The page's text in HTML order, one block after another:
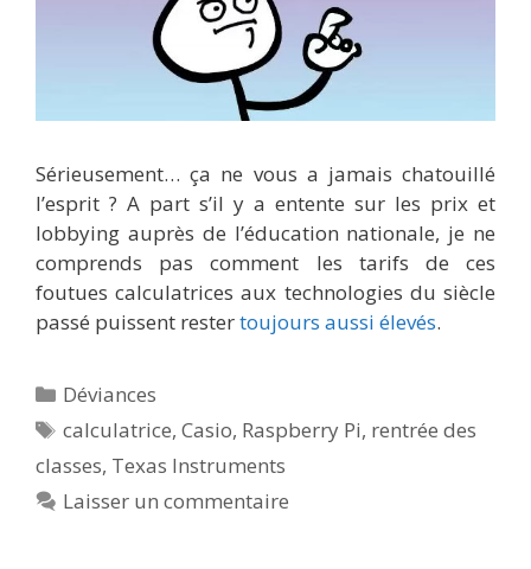
Sérieusement… ça ne vous a jamais chatouillé
l’esprit ? A part s’il y a entente sur les prix et
lobbying auprès de l’éducation nationale, je ne
comprends pas comment les tarifs de ces
foutues calculatrices aux technologies du siècle
passé puissent restertoujours aussi élevés.
Catégories
Déviances
Étiquettes
calculatrice,Casio, Raspberry Pi, rentrée des
classes, Texas Instruments
Laisser un commentaire